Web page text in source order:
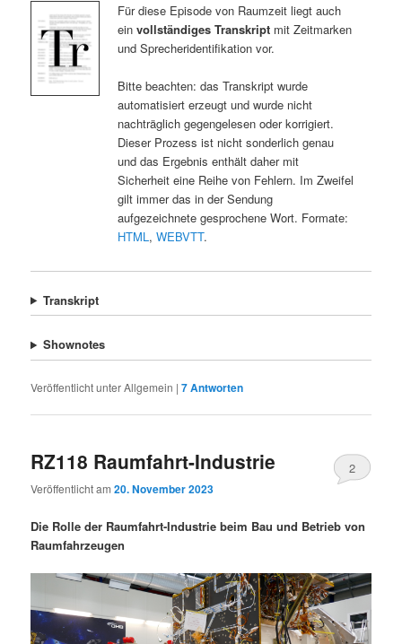
Für diese Episode von Raumzeit liegt auch
ein vollständiges Transkriptmit Zeitmarken
und Sprecheridentifikation vor.
Bitte beachten: das Transkript wurde
automatisiert erzeugt und wurde nicht
nachträglich gegengelesen oder korrigiert.
Dieser Prozess ist nicht sonderlich genau
und das Ergebnis enthält daher mit
Sicherheit eine Reihe von Fehlern. Im Zweifel
gilt immer das in der Sendung
aufgezeichnete gesprochene Wort. Formate:
HTML, WEBVTT.
Transkript
Shownotes
Veröffentlicht unterAllgemein |7Antworten
RZ118 Raumfahrt-Industrie
Veröffentlicht am20. November 2023
2
Die Rolle der Raumfahrt-Industrie beim Bau und Betrieb von
Raumfahrzeugen